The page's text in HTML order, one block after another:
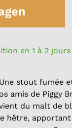
en 1 à 2
stout fumée
amis de Piggy
du malt de
hêtre,